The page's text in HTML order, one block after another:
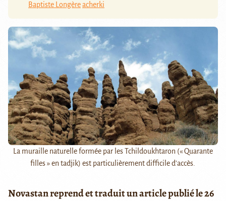
Baptiste Longèreacherki
La muraille naturelle formée par les Tchildoukhtaron (« Quarante
filles » en tadjik) est particulièrement difficile d'accès.
Novastan reprend et traduit un article publié le 26